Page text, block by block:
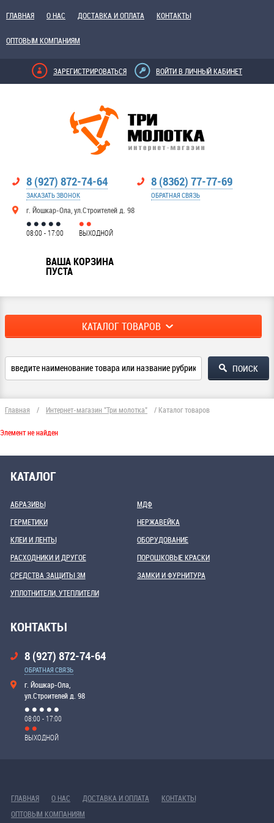
ГЛАВНАЯ О НАС ДОСТАВКА И ОПЛАТА КОНТАКТЫ
ОПТОВЫМ КОМПАНИЯМ
ЗАРЕГИСТРИРОВАТЬСЯ ВОЙТИ В ЛИЧНЫЙ КАБИНЕТ
8 (927) 872-74-64
ЗАКАЗАТЬ ЗВОНОК
г. Йошкар-Ола, ул.Строителей д. 98
8 (8362) 77-77-69
ОБРАТНАЯ СВЯЗЬ
08:00 - 17:00 ВЫХОДНОЙ
ВАША КОРЗИНА
ПУСТА
КАТАЛОГ ТОВАРОВ
Главная / Интернет-магазин "Три молотка" / Каталог товаров
Элемент не найден
КАТАЛОГ
АБРАЗИВЫ
ГЕРМЕТИКИ
КЛЕИ И ЛЕНТЫ
МДФ
НЕРЖАВЕЙКА
ОБОРУДОВАНИЕ
РАСХОДНИКИ И ДРУГОЕ
СРЕДСТВА ЗАЩИТЫ 3М
УПЛОТНИТЕЛИ, УТЕПЛИТЕЛИ
ПОРОШКОВЫЕ КРАСКИ
ЗАМКИ И ФУРНИТУРА
КОНТАКТЫ
8 (927) 872-74-64
ОБРАТНАЯ СВЯЗЬ
г. Йошкар-Ола,
ул.Строителей д. 98
08:00 - 17:00
ВЫХОДНОЙ
ГЛАВНАЯ О НАС ДОСТАВКА И ОПЛАТА
КОНТАКТЫ
ОПТОВЫМ КОМПАНИЯМ